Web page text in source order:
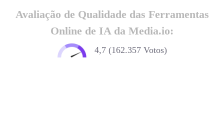
Avaliação de Qualidade das Ferramentas
Online de IA da Media.io:
4,7 (162.357 Votos)